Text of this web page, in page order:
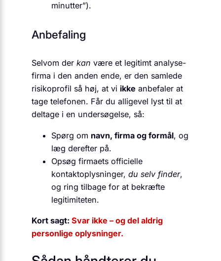
minutter”).
Anbefaling
Selvom der kan være et legitimt analyse-
firma i den anden ende, er den samlede
risikoprofil så høj, at vi ikke anbefaler at
tage telefonen. Får du alligevel lyst til at
deltage i en undersøgelse, så:
Spørg om navn, firma og formål, og
læg derefter på.
Opsøg firmaets officielle
kontaktoplysninger, du selv finder,
og ring tilbage for at bekræfte
legitimiteten.
Kort sagt: Svar ikke – og del aldrig
personlige oplysninger.